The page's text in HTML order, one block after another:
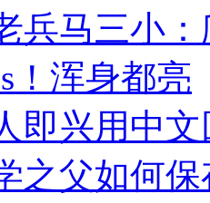
兵马三小
！浑身都亮
即兴用中
之父如何